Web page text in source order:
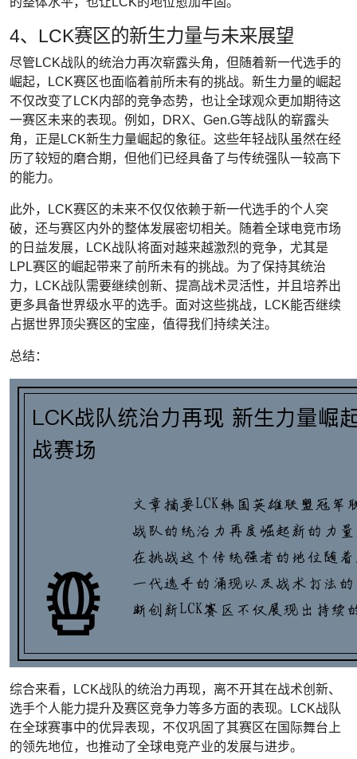
4、LCK赛区的新生力量与未来展望
尽管LCK战队的统治力再次崭露头角，但随着新一代选手的
崛起，LCK赛区也面临着前所未有的挑战。新生力量的崛起
不仅改变了LCK内部的竞争态势，也让全球观众更加期待这
一赛区未来的表现。例如，DRX、Gen.G等战队的崭露头
角，正是LCK新生力量崛起的象征。这些年轻战队虽然在经
历了较短的磨合期，但他们已经具备了与传统强队一较高下
的能力。
此外，LCK赛区的未来不仅仅依赖于新一代选手的个人突
破，还与赛区内外的整体发展密切相关。随着全球电竞市场
的日益发展，LCK战队将面对越来越激烈的竞争，尤其是
LPL赛区的崛起带来了前所未有的挑战。为了保持其统治
力，LCK战队需要继续创新、提高战术灵活性，并且培养出
更多具备世界级水平的选手。面对这些挑战，LCK能否继续
占据世界顶尖赛区的宝座，值得我们持续关注。
总结：
综合来看，LCK战队的统治力再现，离不开其在战术创新、
选手个人能力提升及赛区竞争力等多方面的表现。LCK战队
在全球赛事中的优异表现，不仅巩固了其赛区在国际舞台上
的领先地位，也推动了全球电竞产业的发展与进步。